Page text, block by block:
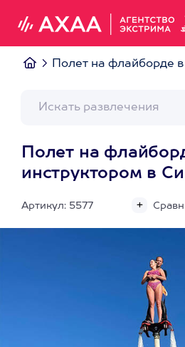
Полет на флайборде
Полет на
инструктором в
Артикул: 5577